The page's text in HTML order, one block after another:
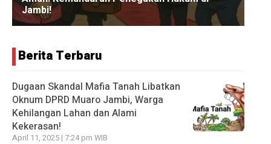
Berita Terbaru
Dugaan Skandal Mafia Tanah Libatkan
Oknum DPRD Muaro Jambi, Warga
Kehilangan Lahan dan Alami
Kekerasan!
April 11, 2025 | 7:24 pm WIB